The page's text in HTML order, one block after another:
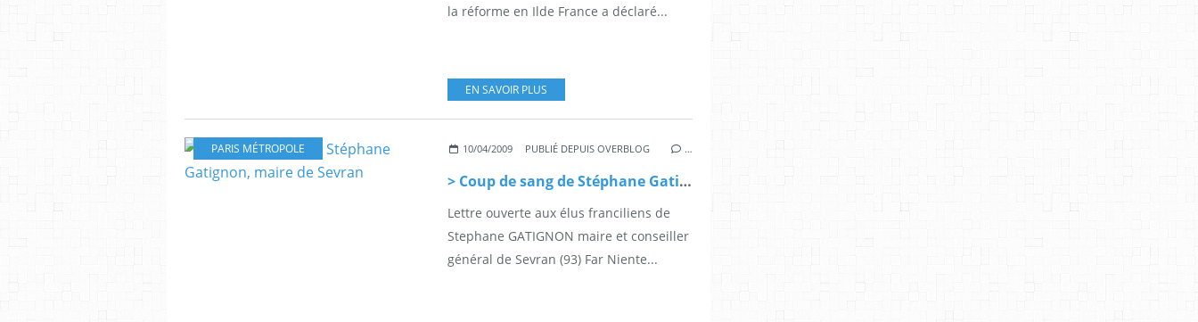
la réforme en Ilde France a déclaré...
EN SAVOIR PLUS
PARIS MÉTROPOLE 10/04/2009 PUBLIÉ DEPUIS OVERBLOG …
> Coup de sang de Stéphane Gatignon, maire de Sevran
Lettre ouverte aux élus franciliens de
Stephane GATIGNON maire et conseiller
général de Sevran (93) Far Niente...